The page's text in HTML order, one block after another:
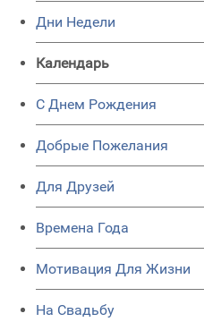
Дни Недели
Календарь
C Днем Рождения
Добрые Пожелания
Для Друзей
Времена Года
Мотивация Для Жизни
На Свадьбу